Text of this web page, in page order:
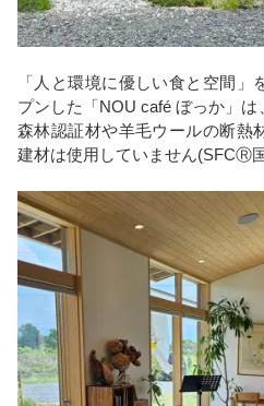
「人と環境に優しい食と空間
プンした「NOU café ぼっか」
森林認証材や羊毛ウールの断熱
建材は使用していません(SFCⓇ